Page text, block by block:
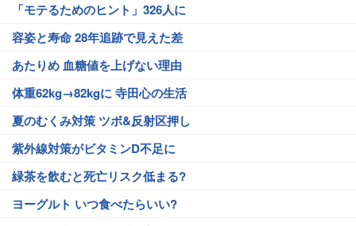
「モテるためのヒント」326人に
容姿と寿命 28年追跡で見えた差
あたりめ 血糖値を上げない理由
体重62kg→82kgに 寺田心の生活
夏のむくみ対策 ツボ&反射区押し
紫外線対策がビタミンD不足に
緑茶を飲むと死亡リスク低まる?
ヨーグルト いつ食べたらいい?